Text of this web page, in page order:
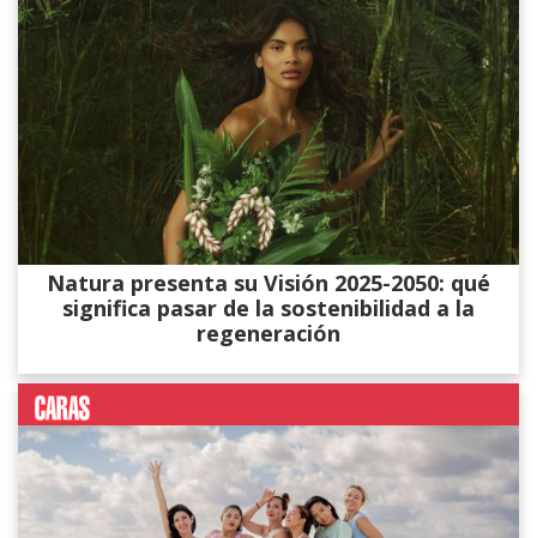
Natura presenta su Visión 2025-2050: qué
significa pasar de la sostenibilidad a la
regeneración